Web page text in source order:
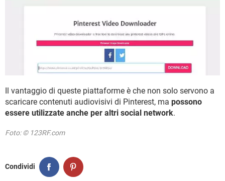
Il vantaggio di queste piattaforme è che non solo servono a
scaricare contenuti audiovisivi di Pinterest, ma possono
essere utilizzate anche per altri social network.
Foto: © 123RF.com
Condividi